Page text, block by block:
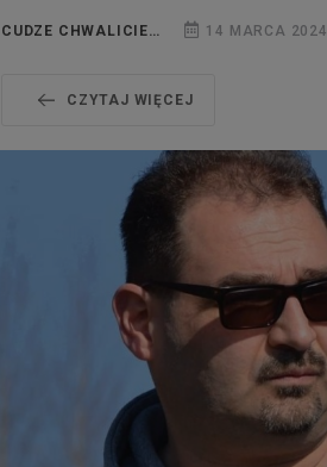
CUDZE CHWALICIE… 14 MARCA 2024
CZYTAJ WIĘCEJ